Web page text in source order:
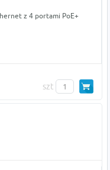
z 4 portami PoE+
szt